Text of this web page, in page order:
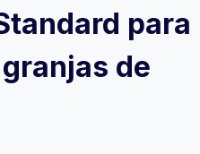
para
de